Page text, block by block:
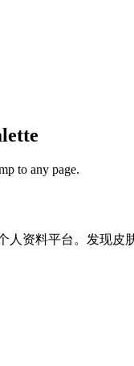
to any page.
人资料平台。发现皮